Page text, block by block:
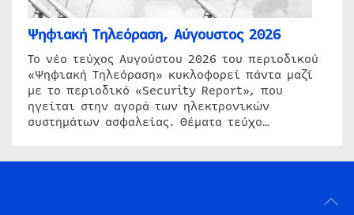
Ψηφιακή Τηλεόραση, Αύγουστος 2026
Το νέο τεύχος Αυγούστου 2026 του περιοδικού
«Ψηφιακή Τηλεόραση» κυκλοφορεί πάντα μαζί
με το περιοδικό «Security Report», που
ηγείται στην αγορά των ηλεκτρονικών
συστημάτων ασφαλείας. Θέματα τεύχο…